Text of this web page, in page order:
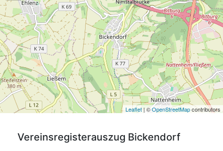
Leaflet| ©OpenStreetMapcontributors
Vereinsregisterauszug Bickendorf